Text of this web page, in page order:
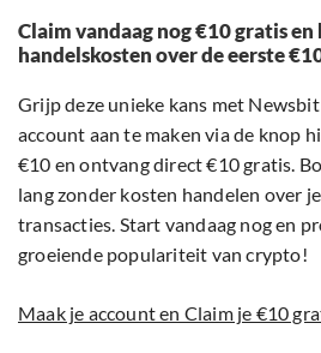
Claim vandaag nog €10 gratis en
handelskosten over de eerste
Grijp deze unieke kans met
account aan te maken via de knop
€10 en ontvang direct €10 gratis.
lang zonder kosten handelen over
transacties. Start vandaag nog en
groeiende populariteit van crypto!
Maak je account en Claim je €10